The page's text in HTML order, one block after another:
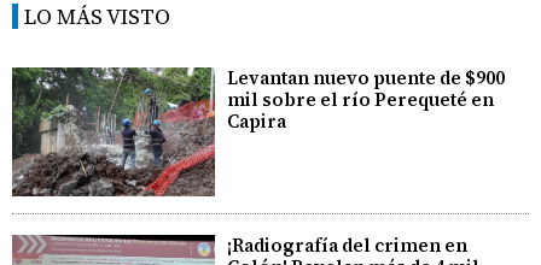
LO MÁS VISTO
Levantan nuevo puente de $900
mil sobre el río Perequeté en
Capira
¡Radiografía del crimen en